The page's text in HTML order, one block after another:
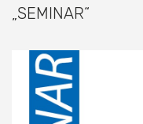
„SEMINAR“